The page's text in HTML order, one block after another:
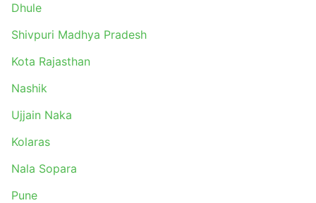
Dhule
Shivpuri Madhya Pradesh
Kota Rajasthan
Nashik
Ujjain Naka
Kolaras
Nala Sopara
Pune